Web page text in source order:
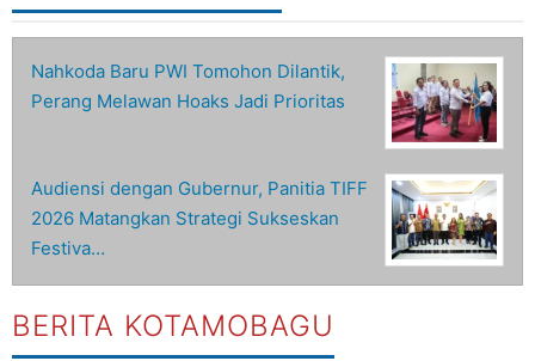
Nahkoda Baru PWI Tomohon Dilantik,
Perang Melawan Hoaks Jadi Prioritas
Audiensi dengan Gubernur, Panitia TIFF
2026 Matangkan Strategi Sukseskan
Festiva…
BERITA KOTAMOBAGU